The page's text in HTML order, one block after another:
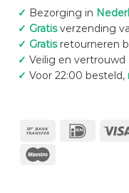
✓ Bezorging in
✓ Gratisverzending
✓ Gratisretourneren
✓ Veilig en vertrouwd
✓ Voor 22:00 besteld,